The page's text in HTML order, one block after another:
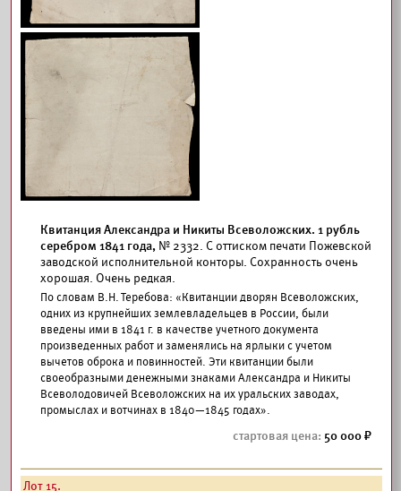
Квитанция Александра и Никиты Всеволожских. 1 рубль
серебром 1841 года, № 2332. С оттиском печати Пожевской
заводской исполнительной конторы. Сохранность очень
хорошая. Очень редкая.
По словам В.Н. Теребова: «Квитанции дворян Всеволожских,
одних из крупнейших землевладельцев в России, были
введены ими в 1841 г. в качестве учетного документа
произведенных работ и заменялись на ярлыки с учетом
вычетов оброка и повинностей. Эти квитанции были
своеобразными денежными знаками Александра и Никиты
Всеволодовичей Всеволожских на их уральских заводах,
промыслах и вотчинах в 1840—1845 годах».
50 000
Лот 15.